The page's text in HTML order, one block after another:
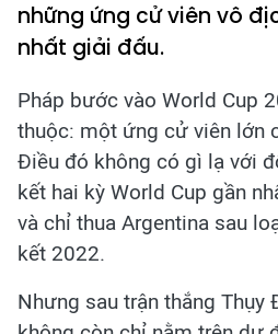
những ứng cử viên vô
nhất giải đấu.
Pháp bước vào World Cup
thuộc: một ứng cử viên lớn
Điều đó không có gì lạ với
kết hai kỳ World Cup gần
và chỉ thua Argentina sau
kết 2022.
Nhưng sau trận thắng Thụy